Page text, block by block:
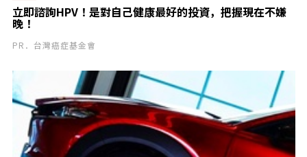
立即諮詢HPV！是對自己健康最好的投資，把握現在不嫌
晚！
PR．台灣癌症基金會